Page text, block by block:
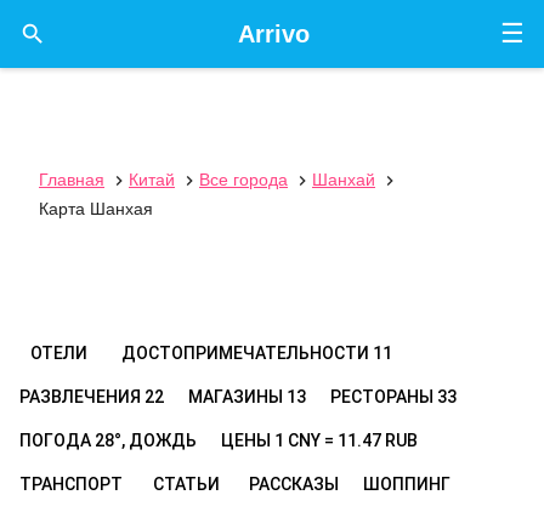
☰
Arrivo

Главная  Китай  Все города  Шанхай

Карта Шанхая
ОТЕЛИ ДОСТОПРИМЕЧАТЕЛЬНОСТИ 11
РАЗВЛЕЧЕНИЯ 22 МАГАЗИНЫ 13 РЕСТОРАНЫ 33
ПОГОДА 28°, ДОЖДЬ ЦЕНЫ 1 CNY = 11.47 RUB
ТРАНСПОРТ СТАТЬИ РАССКАЗЫ ШОППИНГ